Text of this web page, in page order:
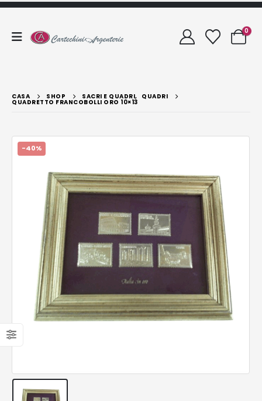
0
CASA SHOP SACRI E QUADRI, QUADRI
QUADRETTO FRANCOBOLLI ORO 10×13
-40%